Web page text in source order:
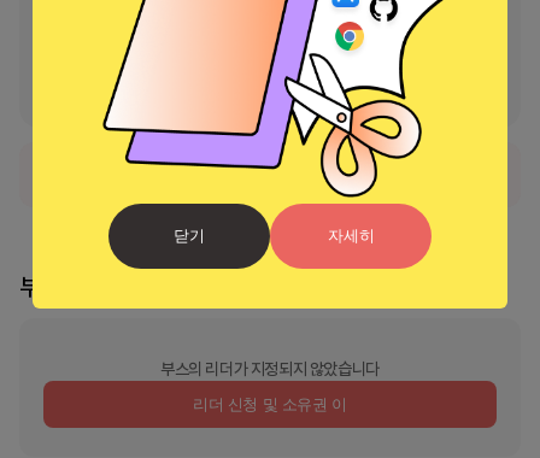
닫기 자세히
* 앱사용 접근 권한
1. 필수 권한 : 없음
2. 선택 권한
  - 저장 : 자주 조회 하는 농작물명을 저장 합니다.
정식 서비스로 출시되었습니다.
부스 리더
부스의 리더가 지정되지 않았습니다
리더 신청 및 소유권 이